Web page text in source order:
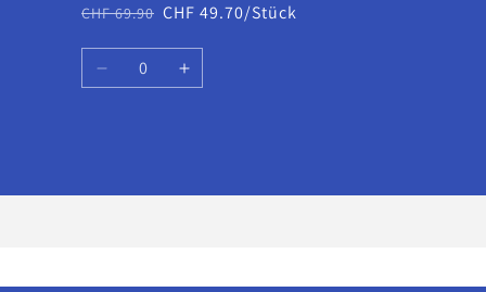
Normaler
Preis
CHF 69.90
VerkaufspreisCHF 49.70/Stück
Verringere
Title
Erhöhe
Title